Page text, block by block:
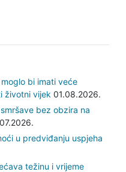
bi imati veće
životni vijek 01.08.2026.
bez obzira na
u predviđanju uspjeha
težinu i vrijeme